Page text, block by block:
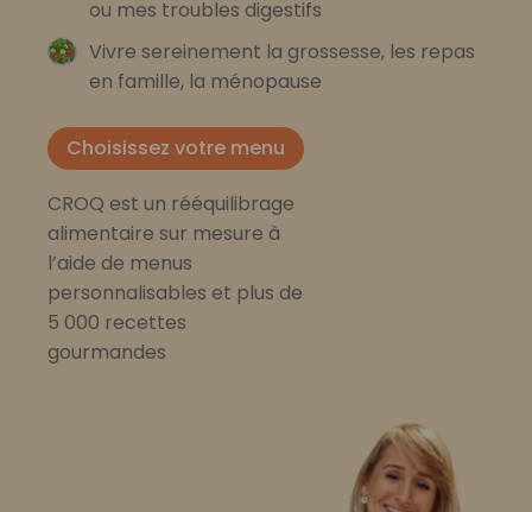
ou mes troubles digestifs
Vivre sereinement la grossesse, les repas
en famille, la ménopause
Choisissez votre menu
CROQ est un rééquilibrage
alimentaire sur mesure à
l’aide de menus
personnalisables et plus de
5 000 recettes
gourmandes